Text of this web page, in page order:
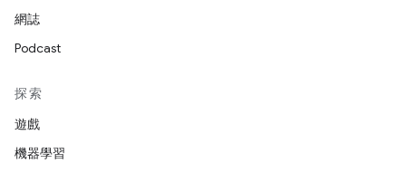
網誌
Podcast
探索
遊戲
機器學習